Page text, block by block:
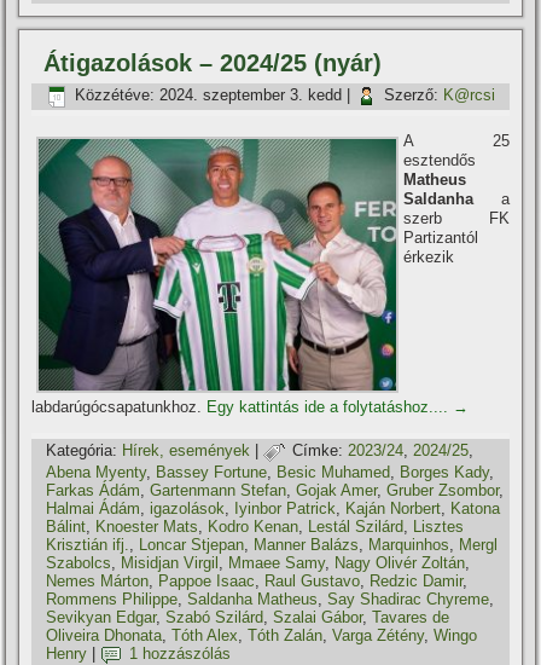
Átigazolások – 2024/25 (nyár)
Közzétéve: 2024. szeptember 3. kedd Szerző: K@rcsi
A 25
esztendős
Matheus
Saldanhaa
szerb FK
Partizantól
érkezik
labdarúgócsapatunkhoz. Egy kattintás ide a folytatáshoz.... →
Kategória: Hí­rek, események | Címke: 2023/24,2024/25,
Abena Myenty, Bassey Fortune, Besic Muhamed, Borges Kady,
Farkas Ádám,Gartenmann Stefan,Gojak Amer,Gruber Zsombor,
Halmai Ádám,igazolások, Iyinbor Patrick, Kaján Norbert, Katona
Bálint, Knoester Mats, Kodro Kenan, Lestál Szilárd, Lisztes
Krisztián ifj., Loncar Stjepan, Manner Balázs, Marquinhos, Mergl
Szabolcs, Misidjan Virgil , Mmaee Samy, Nagy Olivér Zoltán,
Nemes Márton, Pappoe Isaac, Raul Gustavo, Redzic Damir,
Rommens Philippe,Saldanha Matheus,Say Shadirac Chyreme,
Sevikyan Edgar,Szabó Szilárd,Szalai Gábor,Tavares de
Oliveira Dhonata,Tóth Alex,Tóth Zalán,Varga Zétény,Wingo
Henry
1 hozzászólás